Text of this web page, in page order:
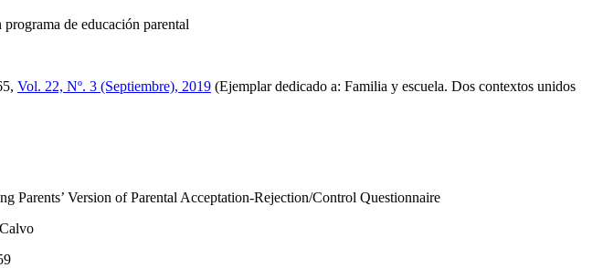
de educación parental
Vol. 22, Nº. 3 (Septiembre), 2019 (Ejemplar dedicado a: Familia y escuela. Dos contextos unidos
Parents’ Version of Parental Acceptation-Rejection/Control Questionnaire